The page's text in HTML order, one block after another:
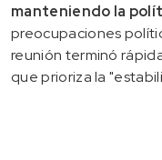
manteniendo la
preocupaciones
reunión terminó
que prioriza la